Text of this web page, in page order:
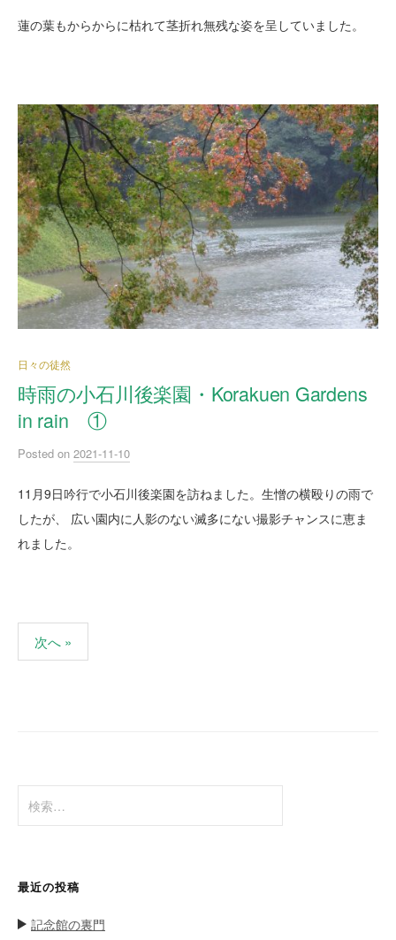
蓮の葉もからからに枯れて茎折れ無残な姿を呈していました。
日々の徒然
時雨の小石川後楽園・Korakuen Gardens
in rain ①
Posted on 2021-11-10
11月9日吟行で小石川後楽園を訪ねました。生憎の横殴りの雨で
したが、 広い園内に人影のない滅多にない撮影チャンスに恵ま
れました。
ゲ
ー
シ
ン
次へ »
索
最近の投稿
記念館の裏門